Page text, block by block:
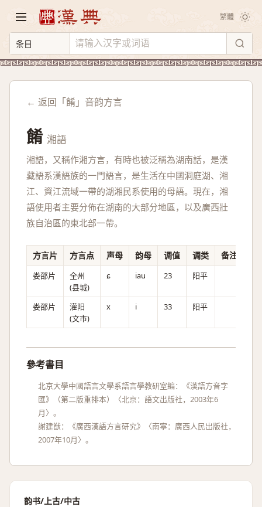
繁體
← 返回「餚」音韵方言
餚 湘語
湘語，又稱作湘方言，有時也被泛稱為湖南話，是漢
藏語系漢語族的一門語言，是生活在中國洞庭湖、湘
江、資江流域一帶的湖湘民系使用的母語。現在，湘
語使用者主要分佈在湖南的大部分地區，以及廣西壯
族自治區的東北部一帶。
方言片 方言点 声母 韵母 调值 调类 备注
娄邵片
全州
(县城)
ɕ iau 23 阳平
娄邵片
灌阳
(文市)
x i 33 阳平
參考書目
北京大學中國語言文學系語言學教研室編：《漢語方音字
匯》（第二版重排本）〈北京：語文出版社，2003年6
月〉。
謝建猷：《廣西漢語方言研究》〈南寧：廣西人民出版社，
2007年10月〉。
韵书/上古/中古